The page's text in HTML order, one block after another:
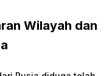
Wilayah dan